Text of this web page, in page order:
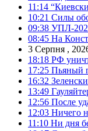
11:14
10:21 Силы
09:38 УПЛ-
08:45 На
3 Серпня ,
18:18 РФ
17:25 Пьяный
16:32
13:49
12:56 После
12:03 Ничего
11:10 Ни дня